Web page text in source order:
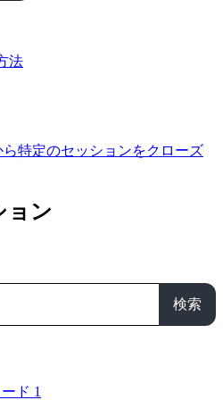
法
ら特定のセッションをクローズ
ョン
検索
ド 1